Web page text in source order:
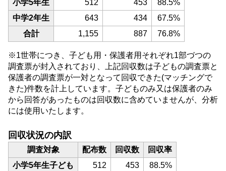
小学5年生
512 453
88.5%
中学2年生
643 434
67.5%
合計
1,155 887 76.8%
※1世帯につき、子ども用・保護者用それぞれ1部づつの
調査票が封入されており、上記回収数は子どもの調査票と
保護者の調査票が一対となって回収できた(マッチングで
きた)件数を計上しています。子どものみ又は保護者のみ
から回答があったものは回収数に含めていませんが、分析
には使用いたします。
回収状況の内訳
調査対象 配布数 回収数
回収率
小学5年生子ども
512 453
88.5%